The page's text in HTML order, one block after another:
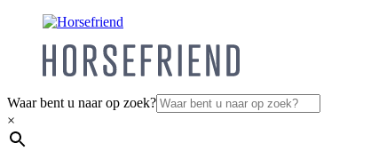
Waar bent u naar op zoek?
×